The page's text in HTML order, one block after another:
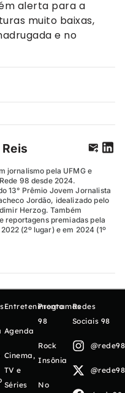
alerta para a
muito baixas,
e no
jornalismo pela UFMG e
98 desde 2024.
13° Prêmio Jovem Jornalista
Jordão, idealizado pelo
Herzog. Também
reportagens premiadas pela
(2º lugar) e em 2024 (1º
Entretenimento
Agenda
Cinema,
TV e
Séries
Programas
98
Rock
Insônia
No
Redes
Sociais 98